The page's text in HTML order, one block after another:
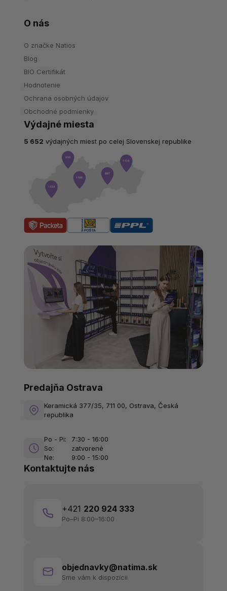
O nás
O značke Natios
Blog
BIO Certifikát
Hodnotenie
Ochrana osobných údajov
Obchodné podmienky
Kontaktujte nás
+421 220 924 333
Po–Pi 8:00–16:00
objednavky@natima.sk
Sme vám k dispozícii
Predajňa Ostrava
Keramická 377/35, 711 00, Ostrava, Česká
republika
Po - Pi:
7:30 - 16:00
So:
zatvorené
Ne:
9:00 - 15:00
Výdajné miesta
5 652 výdajných miest po celej Slovenskej republike